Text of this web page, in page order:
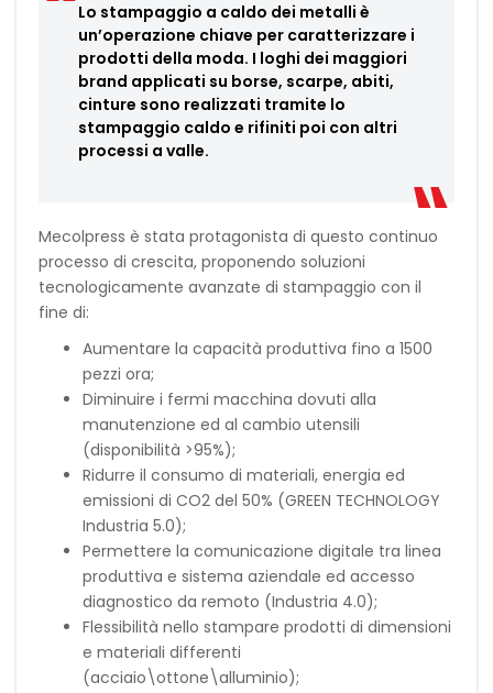
Lo stampaggio a caldo dei metalli è
un’operazione chiave per caratterizzare i
prodotti della moda. I loghi dei maggiori
brand applicati su borse, scarpe, abiti,
cinture sono realizzati tramite lo
stampaggio caldo e rifiniti poi con altri
processi a valle.
Mecolpress è stata protagonista di questo continuo
processo di crescita, proponendo soluzioni
tecnologicamente avanzate di stampaggio con il
fine di:
Aumentare la capacità produttiva fino a 1500
pezzi ora;
Diminuire i fermi macchina dovuti alla
manutenzione ed al cambio utensili
(disponibilità >95%);
Ridurre il consumo di materiali, energia ed
emissioni di CO2 del 50% (GREEN TECHNOLOGY
Industria 5.0);
Permettere la comunicazione digitale tra linea
produttiva e sistema aziendale ed accesso
diagnostico da remoto (Industria 4.0);
Flessibilità nello stampare prodotti di dimensioni
e materiali differenti
(acciaio\ottone\alluminio);